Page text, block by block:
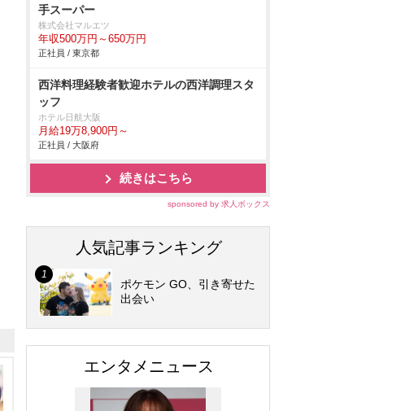
手スーパー
株式会社マルエツ
年収500万円～650万円
正社員 / 東京都
西洋料理経験者歓迎ホテルの西洋調理スタ
ッフ
ホテル日航大阪
月給19万8,900円～
正社員 / 大阪府
続きはこちら
sponsored by 求人ボックス
人気記事ランキング
ポケモン GO、引き寄せた
出会い
エンタメニュース